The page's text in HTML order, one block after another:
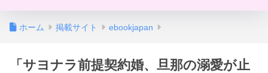
ホーム 掲載サイト ebookjapan
「サヨナラ前提契約婚、旦那の溺愛が止